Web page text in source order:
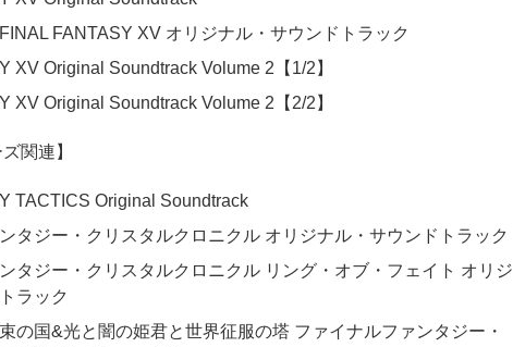
FANTASY XV オリジナル・サウンドトラック
XV Original Soundtrack Volume 2【1/2】
XV Original Soundtrack Volume 2【2/2】
関連】
TACTICS Original Soundtrack
タジー・クリスタルクロニクル オリジナル・サウンドトラック
タジー・クリスタルクロニクル リング・オブ・フェイト オリジ
ラック
の国&光と闇の姫君と世界征服の塔 ファイナルファンタジー・